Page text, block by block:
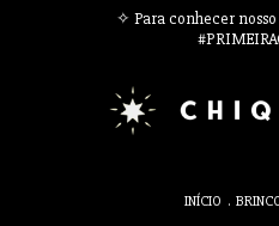
✧ Para conhecer
INÍCIO .